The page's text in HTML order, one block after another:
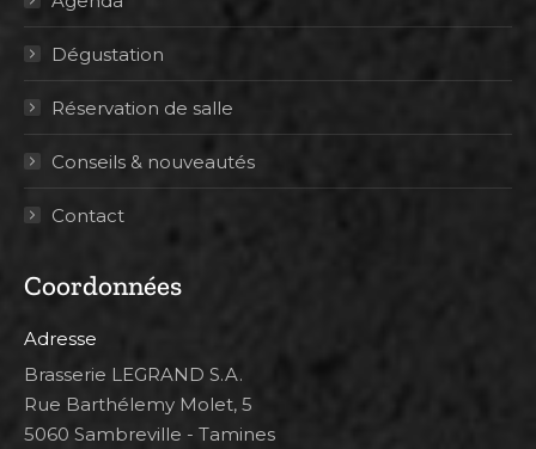
Dégustation
Réservation de salle
Conseils & nouveautés
Contact
Coordonnées
Adresse
Brasserie LEGRAND S.A.
Rue Barthélemy Molet, 5
5060 Sambreville - Tamines